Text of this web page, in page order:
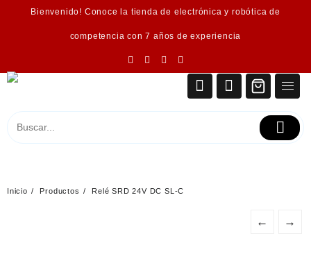
Bienvenido! Conoce la tienda de electrónica y robótica de
competencia con 7 años de experiencia
Inicio Productos Relé SRD 24V DC SL-C
← →